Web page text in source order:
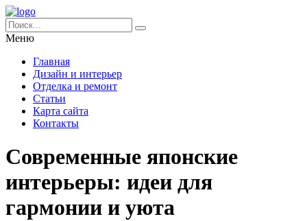
Меню
Главная
Дизайн и интерьер
Отделка и ремонт
Статьи
Карта сайта
Контакты
Современные японские
интерьеры: идеи для
гармонии и уюта